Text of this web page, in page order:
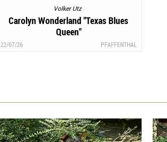
Volker Utz
Carolyn Wonderland "Texas Blues
Queen"
22/07/26 PFAFFENTHAL